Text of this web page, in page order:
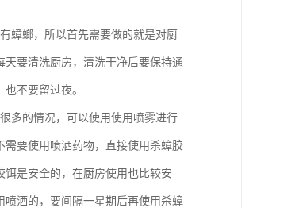
蟑螂，所以首先需要做的就是对厨
要清洗厨房，清洗干净后要保持通
不要留过夜。
多的情况，可以使用使用喷雾进行
要使用喷洒药物，直接使用杀蟑胶
是安全的，在厨房使用也比较安
洒的，要间隔一星期后再使用杀蟑